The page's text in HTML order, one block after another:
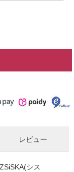
シス
レビュー